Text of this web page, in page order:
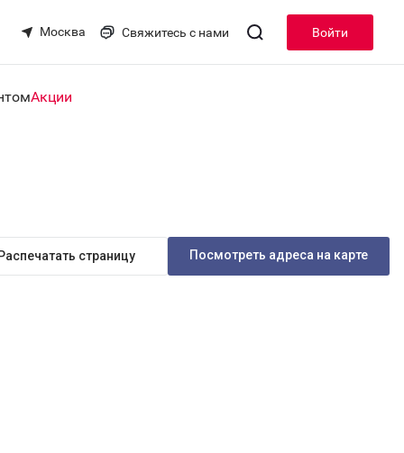
Москва Свяжитесь с нами Войти
Акции
страницу Посмотреть адреса на карте